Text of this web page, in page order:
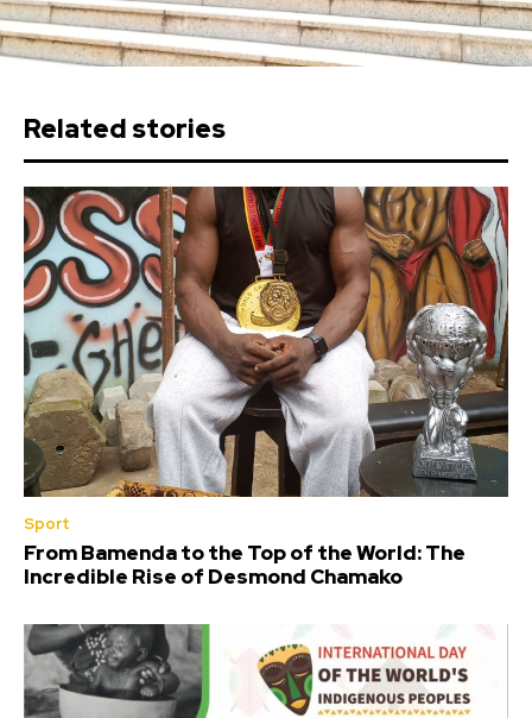
Related stories
Sport
From Bamenda to the Top of the World: The
Incredible Rise of Desmond Chamako